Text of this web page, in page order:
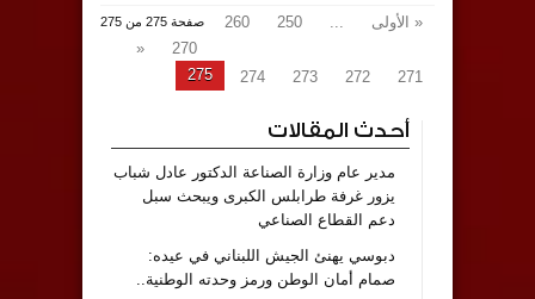
صفحة 275 من 275 « الأولى ...
250
260
270
«
271
272
273
274
275
أحدث المقالات
مدير عام وزارة الصناعة الدكتور عادل شباب
يزور غرفة طرابلس الكبرى ويبحث سبل
دعم القطاع الصناعي
دبوسي يهنئ الجيش اللبناني في عيده:
صمام أمان الوطن ورمز وحدته الوطنية..